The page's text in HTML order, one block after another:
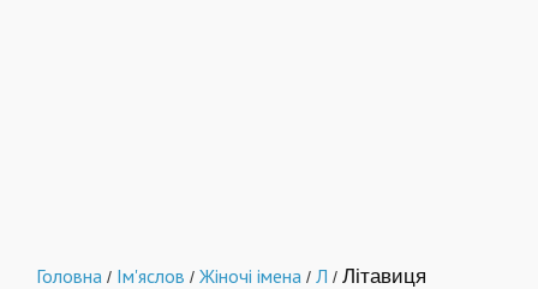
Головна / Ім'яслов / Жіночі імена / Л / Літавиця